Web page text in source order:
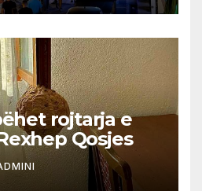
rojtarja e
Qosjes